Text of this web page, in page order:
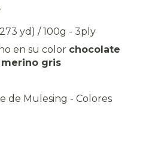
yd) / 100g - 3ply
en su color chocolate
merino gris
de Mulesing - Colores